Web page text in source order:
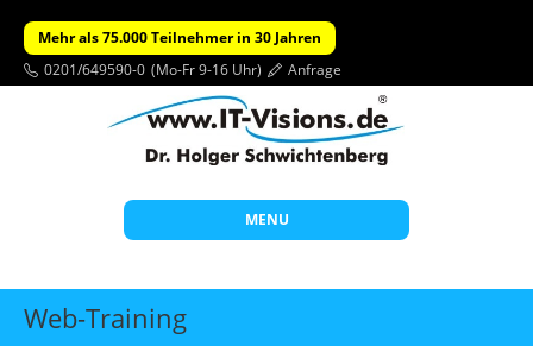
Mehr als 75.000 Teilnehmer in 30 Jahren
0201/649590-0 (Mo-Fr 9-16 Uhr) Anfrage
MENU
Start
Themen
Web-Training